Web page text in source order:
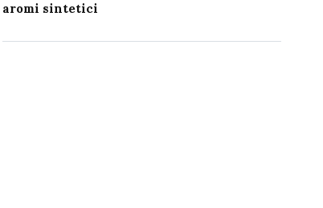
aromi sintetici